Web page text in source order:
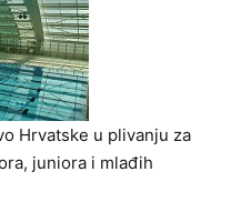
Hrvatske u plivanju za
juniora i mlađih